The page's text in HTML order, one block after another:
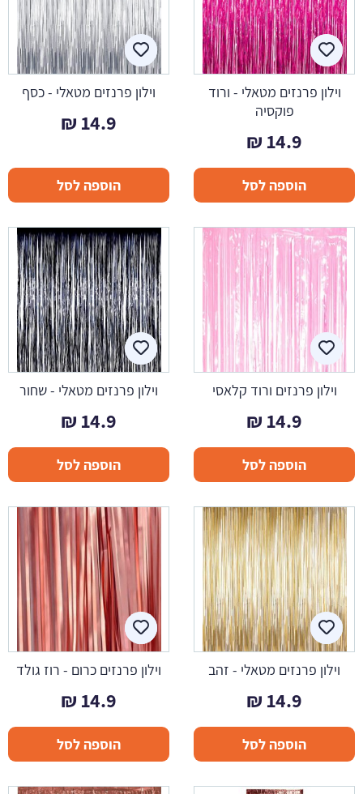
וילון פרנזים מטאלי - ורוד
פוקסיה
14.9
₪
הוספה לסל
וילון פרנזים מטאלי - כסף
14.9
₪
הוספה לסל
וילון פרנזים ורוד קלאסי
14.9
₪
הוספה לסל
וילון פרנזים מטאלי - שחור
14.9
₪
הוספה לסל
וילון פרנזים מטאלי - זהב
14.9
₪
הוספה לסל
וילון פרנזים כרום - רוז גולד
14.9
₪
הוספה לסל